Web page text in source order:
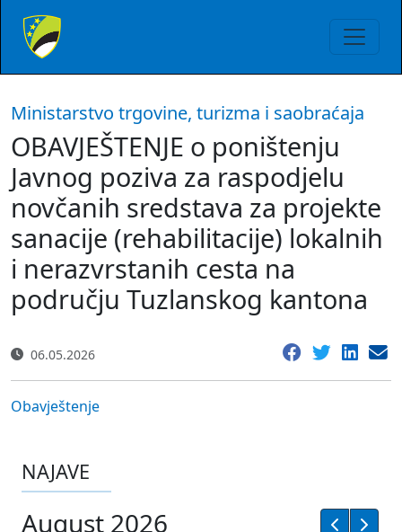
Ministarstvo trgovine, turizma i saobraćaja
OBAVJEŠTENJE o poništenju
Javnog poziva za raspodjelu
novčanih sredstava za projekte
sanacije (rehabilitacije) lokalnih
i nerazvrstanih cesta na
području Tuzlanskog kantona
06.05.2026
Obavještenje
NAJAVE
August 2026